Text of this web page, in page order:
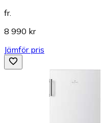
fr.
8 990 kr
Jämför pris